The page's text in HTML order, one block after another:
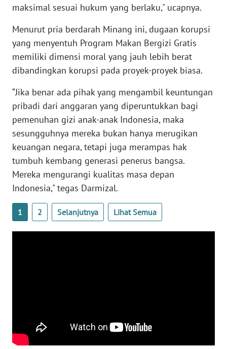
maksimal sesuai hukum yang berlaku," ucapnya.
Menurut pria berdarah Minang ini, dugaan korupsi
yang menyentuh Program Makan Bergizi Gratis
memiliki dimensi moral yang jauh lebih berat
dibandingkan korupsi pada proyek-proyek biasa.
“Jika benar ada pihak yang mengambil keuntungan
pribadi dari anggaran yang diperuntukkan bagi
pemenuhan gizi anak-anak Indonesia, maka
sesungguhnya mereka bukan hanya merugikan
keuangan negara, tetapi juga merampas hak
tumbuh kembang generasi penerus bangsa.
Mereka mengurangi kualitas masa depan
Indonesia," tegas Darmizal.
1 2 Selanjutnya Lihat Semua
SUMBAR
WN
SUMSEL
WN
LAMPUNG
WN
JATENG
WN
NUSANTARA